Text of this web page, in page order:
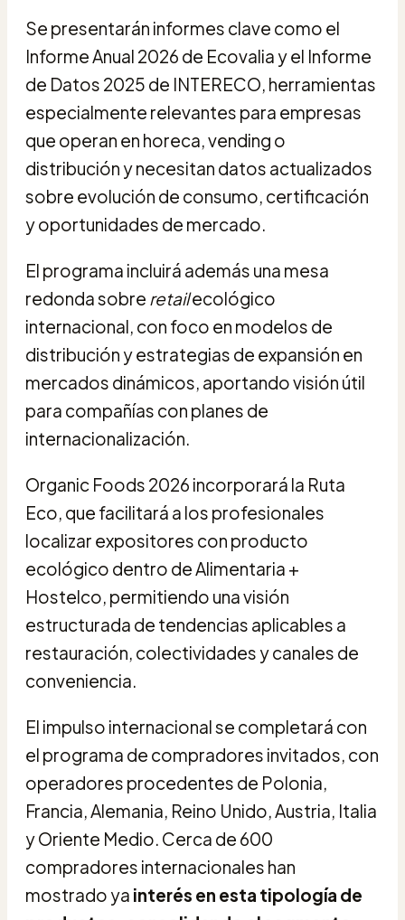
Se presentarán informes clave como el
Informe Anual 2026 de Ecovalia y el Informe
de Datos 2025 de INTERECO, herramientas
especialmente relevantes para empresas
que operan en horeca, vending o
distribución y necesitan datos actualizados
sobre evolución de consumo, certificación
y oportunidades de mercado.
El programa incluirá además una mesa
redonda sobre retailecológico
internacional, con foco en modelos de
distribución y estrategias de expansión en
mercados dinámicos, aportando visión útil
para compañías con planes de
internacionalización.
Organic Foods 2026 incorporará la Ruta
Eco, que facilitará a los profesionales
localizar expositores con producto
ecológico dentro de Alimentaria +
Hostelco, permitiendo una visión
estructurada de tendencias aplicables a
restauración, colectividades y canales de
conveniencia.
El impulso internacional se completará con
el programa de compradores invitados, con
operadores procedentes de Polonia,
Francia, Alemania, Reino Unido, Austria, Italia
y Oriente Medio. Cerca de 600
compradores internacionales han
mostrado ya interés en esta tipología de